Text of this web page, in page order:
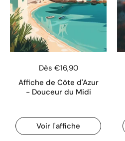
Dès €16,90
Affiche de Côte d'Azur
- Douceur du Midi
Voir l'affiche